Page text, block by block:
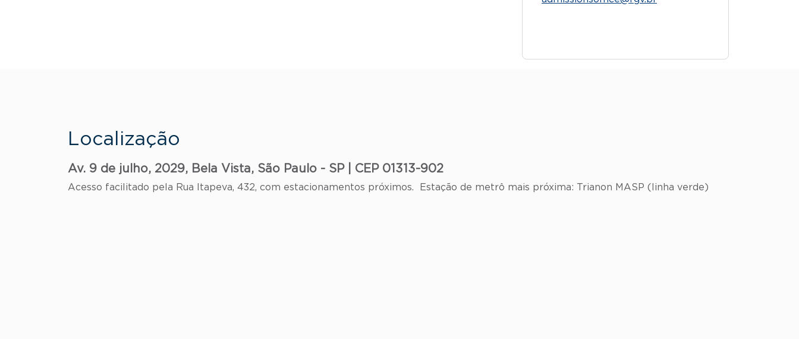
Localização
Av. 9 de julho, 2029, Bela Vista, São Paulo - SP | CEP 01313-902
Acesso facilitado pela Rua Itapeva, 432, com estacionamentos próximos. Estação de metrô mais próxima: Trianon MASP (linha verde)